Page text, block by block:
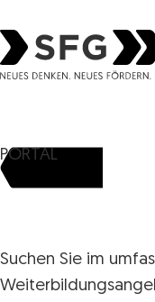
PORTAL
Suchen Sie im